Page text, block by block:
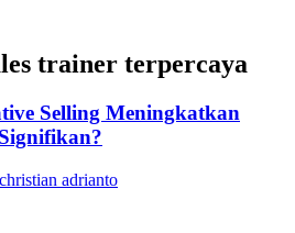
trainer terpercaya
Selling Meningkatkan
christian adrianto